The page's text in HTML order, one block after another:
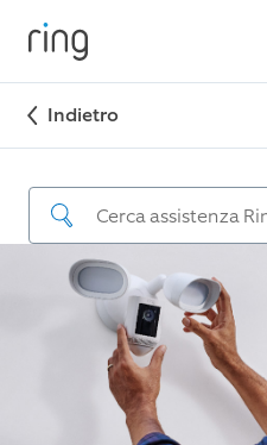
Indietro